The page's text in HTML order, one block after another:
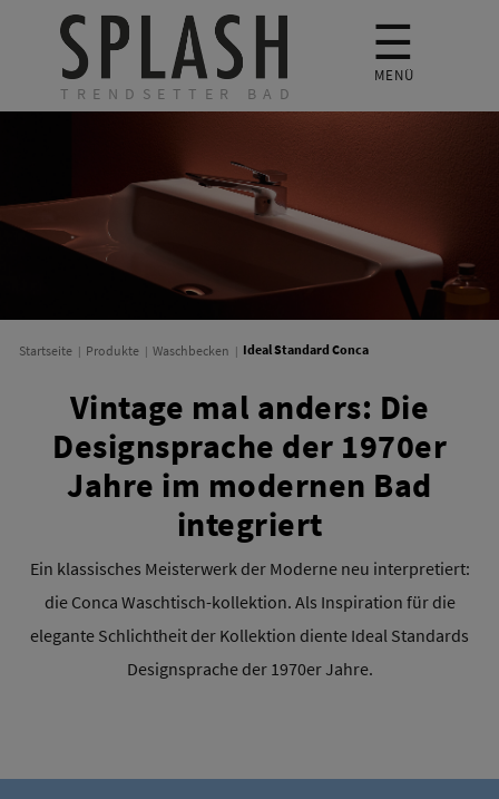
TRENDSETTER BAD
☰
MENÜ
Startseite Produkte Waschbecken Ideal Standard Conca
Vintage mal anders: Die
Designsprache der 1970er
Jahre im modernen Bad
integriert
Ein klassisches Meisterwerk der Moderne neu interpretiert:
die Conca Waschtisch-kollektion. Als Inspiration für die
elegante Schlichtheit der Kollektion diente Ideal Standards
Designsprache der 1970er Jahre.